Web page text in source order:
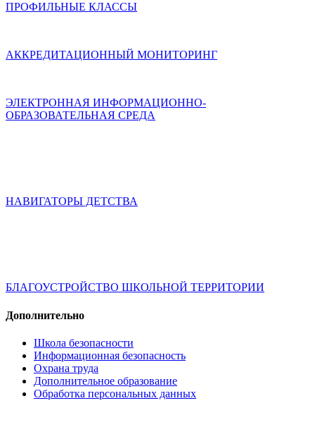
ПРОФИЛЬНЫЕ КЛАССЫ
АККРЕДИТАЦИОННЫЙ МОНИТОРИНГ
ЭЛЕКТРОННАЯ ИНФОРМАЦИОННО-
ОБРАЗОВАТЕЛЬНАЯ СРЕДА
НАВИГАТОРЫ ДЕТСТВА
БЛАГОУСТРОЙСТВО ШКОЛЬНОЙ ТЕРРИТОРИИ
Дополнительно
Школа безопасности
Информационная безопасность
Охрана труда
Дополнительное образование
Обработка персональных данных